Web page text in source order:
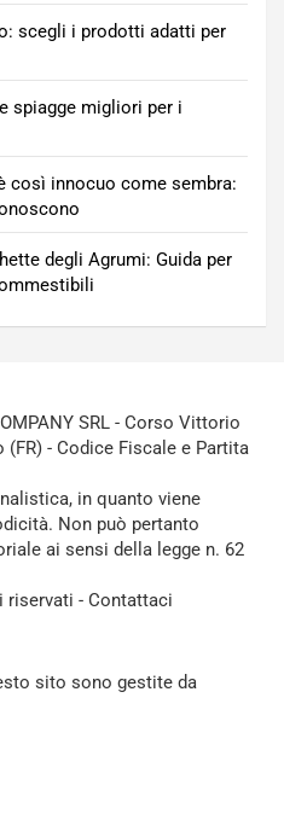
scegli i prodotti adatti per
spiagge migliori per i
così innocuo come sembra:
degli Agrumi: Guida per
SRL - Corso Vittorio
(FR) - Codice Fiscale e Partita
in quanto viene
Non può pertanto
ai sensi della legge n. 62
riservati - Contattaci
sito sono gestite da